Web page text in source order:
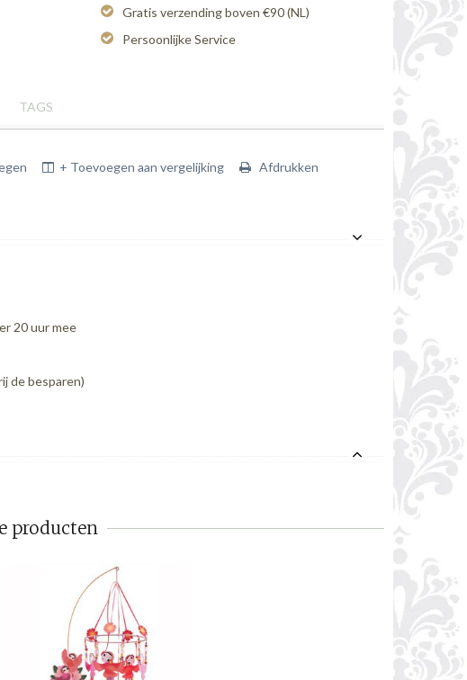
Gratis verzending boven €90 (NL)
Persoonlijke Service
TAGS
+ Toevoegen aan vergelijking Afdrukken
20 uur mee
de besparen)
producten